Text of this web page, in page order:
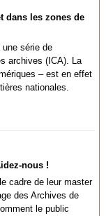
dans les zones de
une série de
archives (ICA). La
– est en effet
nationales.
nous !
cadre de leur master
des Archives de
le public